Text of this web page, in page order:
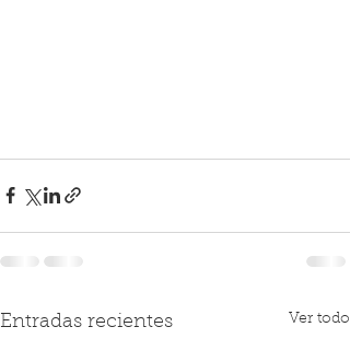
Entradas recientes Ver todo